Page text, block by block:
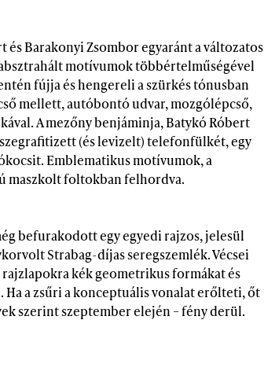
Barakonyi Zsombor egyaránt a változatos
motívumok többértelműségével
fújja és hengereli a szürkés tónusban
mellett, autóbontó udvar, mozgólépcső,
A mezőny benjáminja, Batykó Róbert
(és levizelt) telefonfülkét, egy
Emblematikus motívumok, a
maszkolt foltokban felhordva.
befurakodott egy egyedi rajzos, jelesül
Strabag-díjas seregszemlék. Vécsei
kék geometrikus formákat és
a zsűri a konceptuális vonalat erőlteti, őt
szerint szeptember elején – fény derül.